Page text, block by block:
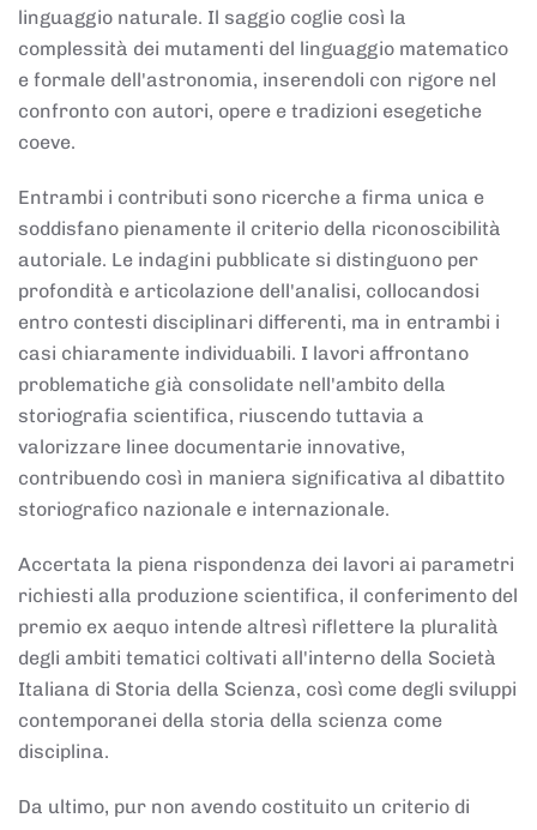
linguaggio naturale. Il saggio coglie così la
complessità dei mutamenti del linguaggio matematico
e formale dell'astronomia, inserendoli con rigore nel
confronto con autori, opere e tradizioni esegetiche
coeve.
Entrambi i contributi sono ricerche a firma unica e
soddisfano pienamente il criterio della riconoscibilità
autoriale. Le indagini pubblicate si distinguono per
profondità e articolazione dell'analisi, collocandosi
entro contesti disciplinari differenti, ma in entrambi i
casi chiaramente individuabili. I lavori affrontano
problematiche già consolidate nell'ambito della
storiografia scientifica, riuscendo tuttavia a
valorizzare linee documentarie innovative,
contribuendo così in maniera significativa al dibattito
storiografico nazionale e internazionale.
Accertata la piena rispondenza dei lavori ai parametri
richiesti alla produzione scientifica, il conferimento del
premio ex aequo intende altresì riflettere la pluralità
degli ambiti tematici coltivati all'interno della Società
Italiana di Storia della Scienza, così come degli sviluppi
contemporanei della storia della scienza come
disciplina.
Da ultimo, pur non avendo costituito un criterio di